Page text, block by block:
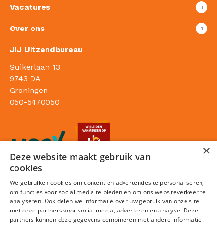
Vacatures
Over ons
JIJ Uitzendbureau
Suikerlaan 13
9743 DA
Groningen
050-5470050
×
Deze website maakt gebruik van
cookies
We gebruiken cookies om content en advertenties te personaliseren,
om functies voor social media te bieden en om ons websiteverkeer te
analyseren. Ook delen we informatie over uw gebruik van onze site
met onze partners voor social media, adverteren en analyse. Deze
partners kunnen deze gegevens combineren met andere informatie